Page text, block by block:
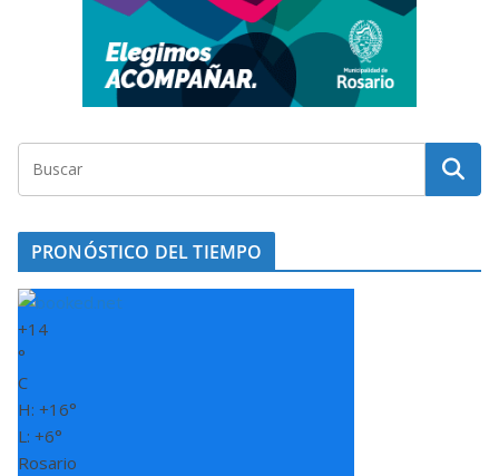
PRONÓSTICO DEL TIEMPO
+14
°
C
H: +16°
L: +6°
Rosario